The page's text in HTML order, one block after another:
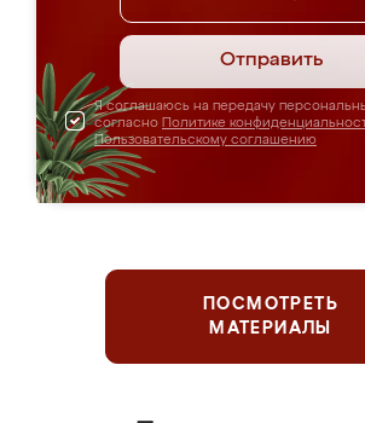
Отправить
Я соглашаюсь на передачу
согласно Политике
Пользовательскому соглашению
ПОСМОТРЕТЬ
МАТЕРИАЛЫ